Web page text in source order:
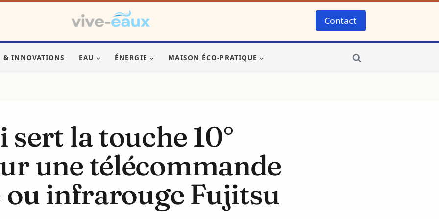
Contact
& INNOVATIONS EAU ÉNERGIE MAISON ÉCO-PRATIQUE
sert la touche 10°
une télécommande
infrarouge Fujitsu